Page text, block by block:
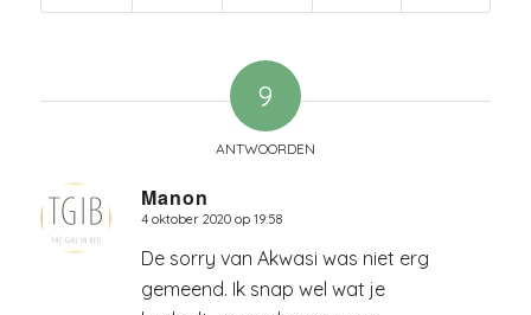
9
ANTWOORDEN
Manon
zegt:
4 oktober 2020 op 19:58
De sorry van Akwasi was niet erg
gemeend. Ik snap wel wat je